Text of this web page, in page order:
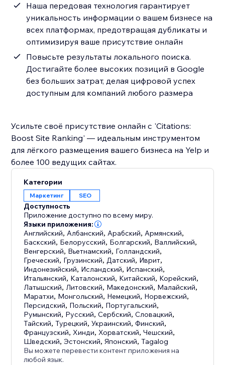
Наша передовая технология гарантирует
уникальность информации о вашем бизнесе на
всех платформах, предотвращая дубликаты и
оптимизируя ваше присутствие онлайн
Повысьте результаты локального поиска.
Достигайте более высоких позиций в Google
без больших затрат, делая цифровой успех
доступным для компаний любого размера
Усильте своё присутствие онлайн с 'Citations:
Boost Site Ranking' — идеальным инструментом
для лёгкого размещения вашего бизнеса на Yelp и
более 100 ведущих сайтах.
Категории
Маркетинг SEO
Доступность
Приложение доступно по всему миру.
Языки приложения:
Английский, Албанский, Арабский, Армянский,
Баскский, Белорусский, Болгарский, Валлийский,
Венгерский, Вьетнамский, Голландский,
Греческий, Грузинский, Датский, Иврит,
Индонезийский, Исландский, Испанский,
Итальянский, Каталонский, Китайский, Корейский,
Латышский, Литовский, Македонский, Малайский,
Маратхи, Монгольский, Немецкий, Норвежский,
Персидский, Польский, Португальский,
Румынский, Русский,Сербский,Словацкий,
Тайский,Турецкий,Украинский,Финский,
Французский, Хинди, Хорватский,Чешский,
Шведский,Эстонский,Японский,Tagalog
Вы можете перевести контент приложения на
любой язык.